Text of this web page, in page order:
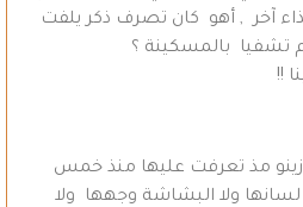
آخر , أهو كان تصرف ذكر يلفت
أم تشفيا بالمسكينة ؟
!!
زينو مذ تعرفت عليها منذ خمس
ولا البشاشة وجهها ولا